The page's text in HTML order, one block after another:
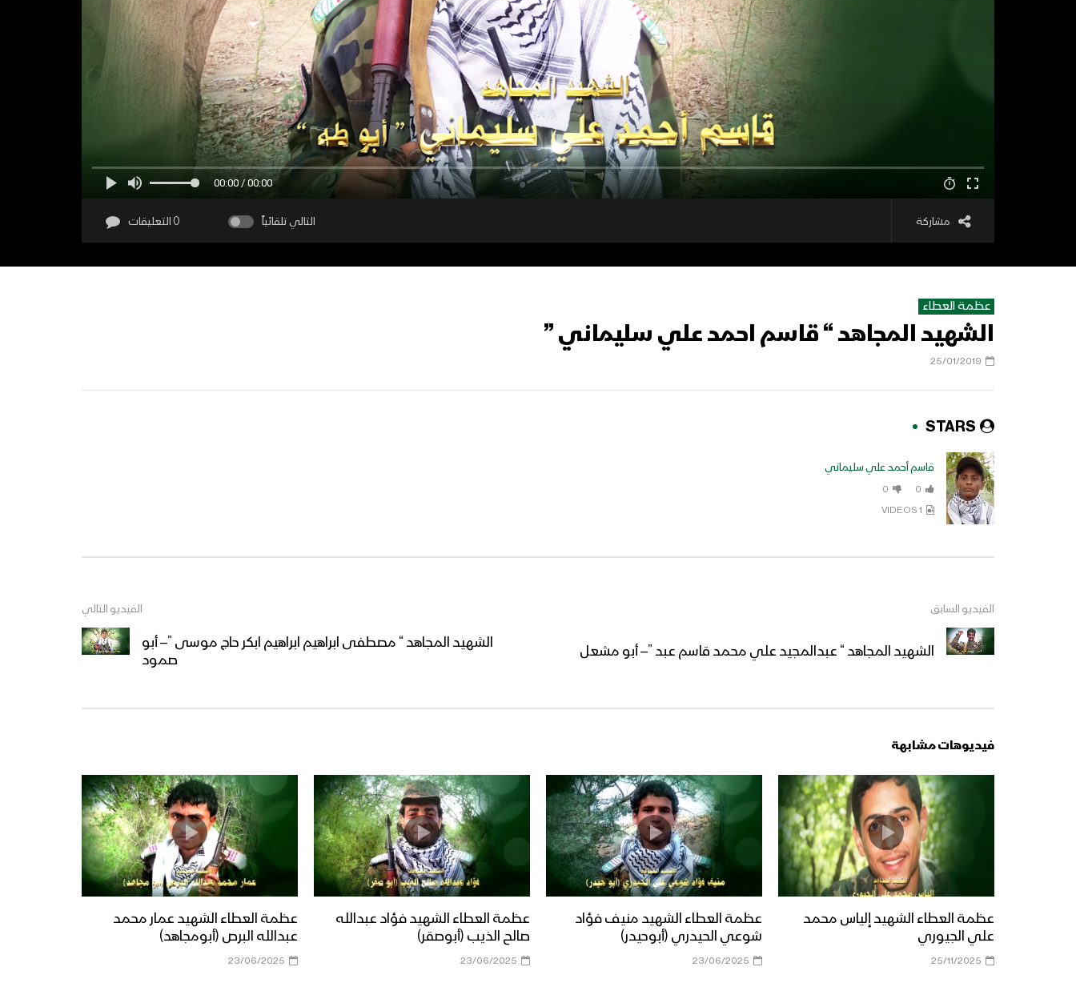
00:00 / 00:00
مشاركة التالي تلقائياً 0 التعليقات
عظمة العطاء
الشهيد المجاهد “ قاسم احمد علي سليماني ”
25/01/2019
STARS
قاسم أحمد علي سليماني
0
0
1 VIDEOS
الفيديو السابق
الشهيد المجاهد “ عبدالمجيد علي محمد قاسم عبد ”– أبو مشعل
الفيديو التالي
الشهيد المجاهد “ مصطفى ابراهيم ابراهيم ابكر حاج موسى ”– أبو
صمود
فيديوهات مشابهة
عظمة العطاء الشهيد إلياس محمد
علي الجيوري
25/11/2025
عظمة العطاء الشهيد منيف فؤاد
شوعي الحيدري (أبوحيدر)
23/06/2025
عظمة العطاء الشهيد فؤاد عبدالله
صالح الذيب (أبوصقر)
23/06/2025
عظمة العطاء الشهيد عمار محمد
عبدالله البرص (أبومجاهد)
23/06/2025